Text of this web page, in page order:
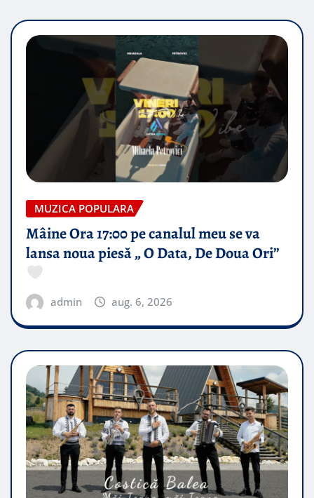
MUZICA POPULARA
Mâine Ora 17:00 pe canalul meu se va
lansa noua piesă „ O Data, De Doua Ori”
admin aug. 6, 2026